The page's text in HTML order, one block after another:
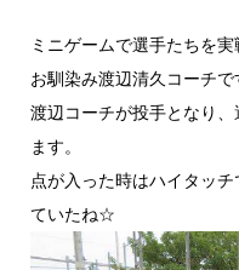
ミニゲームで選手たちを
お馴染み渡辺清久コーチで
渡辺コーチが投手となり
ます。
点が入った時はハイタッ
ていたね☆